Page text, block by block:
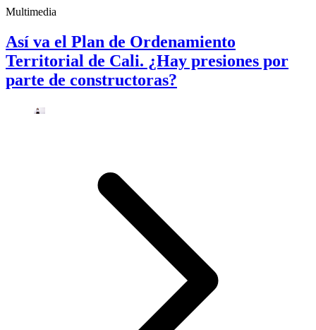
Multimedia
Así va el Plan de Ordenamiento
Territorial de Cali. ¿Hay presiones por
parte de constructoras?